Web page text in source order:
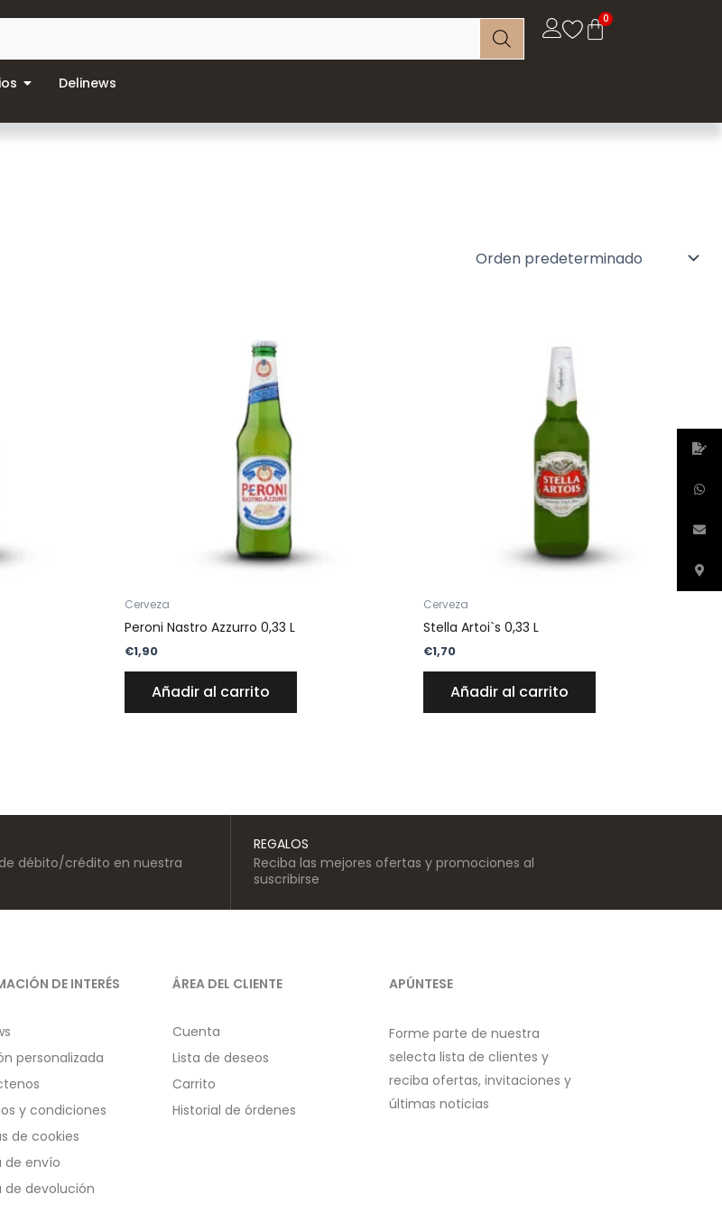
Delinews
Cerveza
Peroni Nastro Azzurro 0,33 L
€1,90
Añadir al carrito
Cerveza
Stella Artoi`s 0,33 L
€1,70
Añadir al carrito
débito/crédito en nuestra
REGALOS
Reciba las mejores ofertas y promociones al
suscribirse
DE INTERÉS
personalizada
y condiciones
de cookies
de envío
de devolución
ÁREA DEL CLIENTE
Cuenta
Lista de deseos
Carrito
Historial de órdenes
APÚNTESE
Forme parte de nuestra
selecta lista de clientes y
reciba ofertas, invitaciones y
últimas noticias